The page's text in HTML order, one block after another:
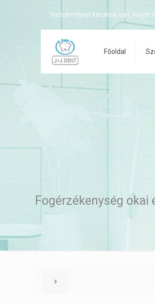
Ha bármilyen kérdése van, hívjon
Főoldal
Fogérzékenység okai